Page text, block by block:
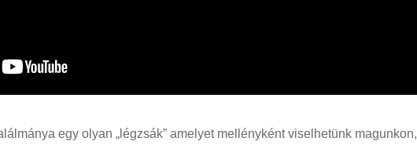
egy olyan „légzsák” amelyet mellényként viselhetünk magunkon,